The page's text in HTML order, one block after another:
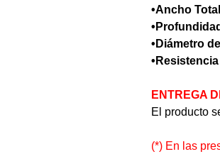
•Ancho
•Diámetro
ENTREGA
El producto
(*) En las